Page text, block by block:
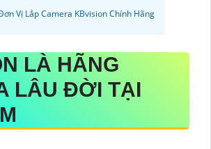
Vị Lắp Camera KBvision Chính Hãng
LÀ HÃNG
LÂU ĐỜI TẠI